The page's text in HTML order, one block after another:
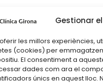
Gestionar
les millors experiències,
(cookies) per
El consentiment a
dades com ara el
únics en aquest lloc.
de la pell a Clínica
maig de 2026
Pere Solà rep el premi
ça Porta del